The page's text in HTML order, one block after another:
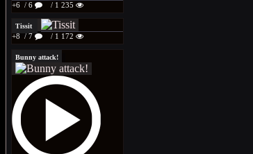
+6 / 6 / 1 235
Tissit
+8 / 7 / 1 172
Bunny attack!